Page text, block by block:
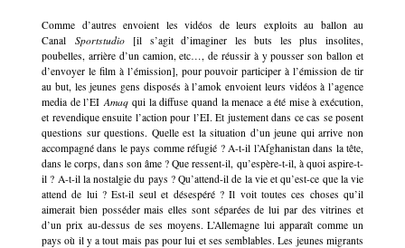
Comme d’autres envoient les vidéos de leurs exploits au ballon au
Canal Sportstudio [il s’agit d’imaginer les buts les plus insolites,
poubelles, arrière d’un camion, etc…, de réussir à y pousser son ballon et
d’envoyer le film à l’émission], pour pouvoir participer à l’émission de tir
au but, les jeunes gens disposés à l’amok envoient leurs vidéos à l’agence
media de l’EIAmaqqui la diffuse quand la menace a été mise à exécution,
et revendique ensuite l’action pour l’EI. Et justement dans ce cas se posent
questions sur questions. Quelle est la situation d’un jeune qui arrive non
accompagné dans le pays comme réfugié ? A-t-il l’Afghanistan dans la tête,
dans le corps, dans son âme ? Que ressent-il, qu’espère-t-il, à quoi aspire-t-
il ? A-t-il la nostalgie du pays ? Qu’attend-il de la vie et qu’est-ce que la vie
attend de lui ? Est-il seul et désespéré ? Il voit toutes ces choses qu’il
aimerait bien posséder mais elles sont séparées de lui par des vitrines et
d’un prix au-dessus de ses moyens. L’Allemagne lui apparaît comme un
pays où il y a tout mais pas pour lui et ses semblables. Les jeunes migrants